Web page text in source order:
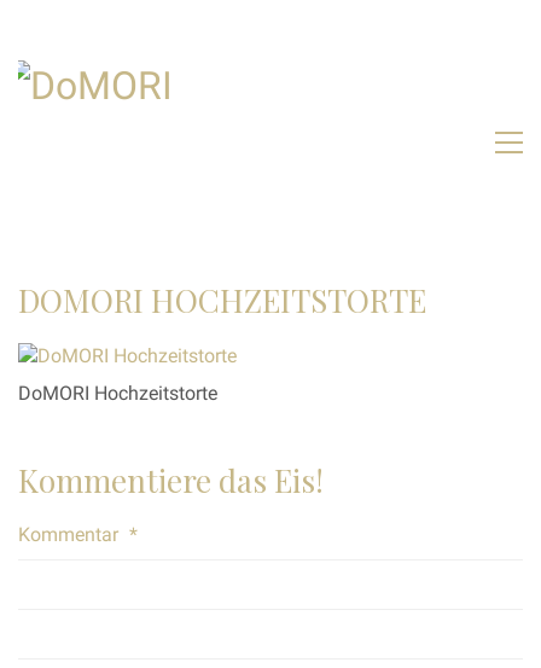
DOMORI HOCHZEITSTORTE
DoMORI Hochzeitstorte
Kommentiere das Eis!
Kommentar *